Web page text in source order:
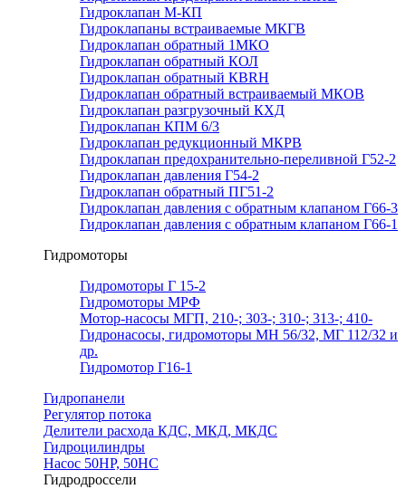
Гидроклапан М-КП
Гидроклапаны встраиваемые МКГВ
Гидроклапан обратный 1МКО
Гидроклапан обратный КОЛ
Гидроклапан обратный КВRН
Гидроклапан обратный встраиваемый МКОВ
Гидроклапан разгрузочный КХД
Гидроклапан КПМ 6/3
Гидроклапан редукционный МКРВ
Гидроклапан предохранительно-переливной Г52-2
Гидроклапан давления Г54-2
Гидроклапан обратный ПГ51-2
Гидроклапан давления с обратным клапаном Г66-3
Гидроклапан давления с обратным клапаном Г66-1
Гидромоторы
Гидромоторы Г 15-2
Гидромоторы МРФ
Мотор-насосы МГП, 210-; 303-; 310-; 313-; 410-
Гидронасосы, гидромоторы МН 56/32, МГ 112/32 и
др.
Гидромотор Г16-1
Гидропанели
Регулятор потока
Делители расхода КДС, МКД, МКДС
Гидроцилиндры
Насос 50НР, 50НС
Гидродроссели